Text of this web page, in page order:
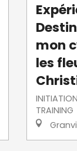
mon
les
TRAINING